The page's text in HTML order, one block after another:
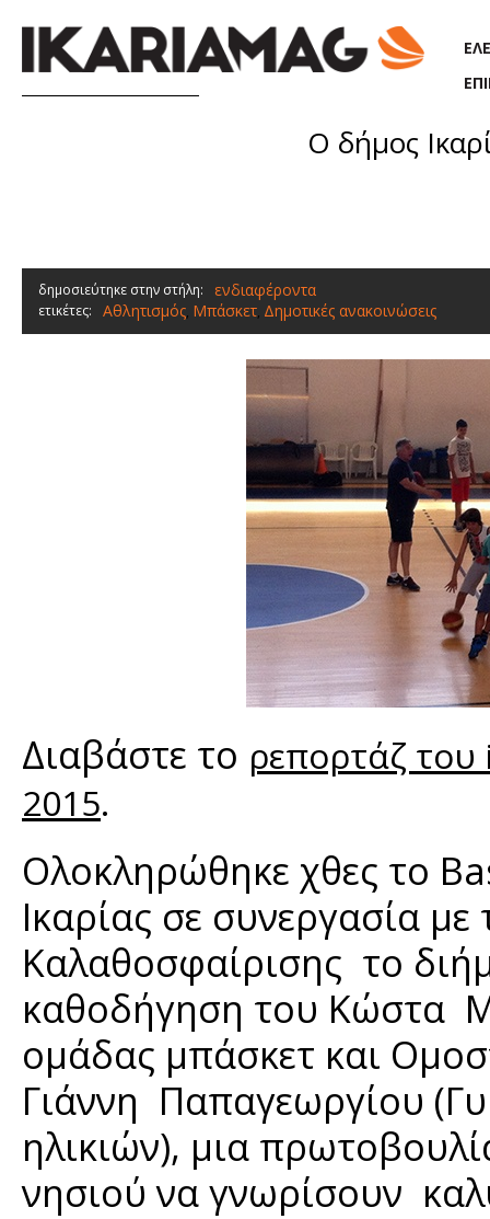
O δήμος
δημοσιεύτηκε στην στήλη: ενδιαφέροντα
ετικέτες: Αθλητισμός, Μπάσκετ, Δημοτικές ανακοινώσεις
Διαβάστε το ρεπορτάζ του
2015.
Ολοκληρώθηκε χθες το
Ικαρίας σε συνεργασία
Καλαθοσφαίρισης το
καθοδήγηση του Κώστα
ομάδας μπάσκετ και
Γιάννη Παπαγεωργίου
ηλικιών), μια
νησιού να γνωρίσουν